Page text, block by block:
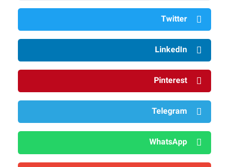
Twitter
LinkedIn
Pinterest
Telegram
WhatsApp